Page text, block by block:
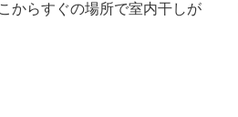
からすぐの場所で室内干しが